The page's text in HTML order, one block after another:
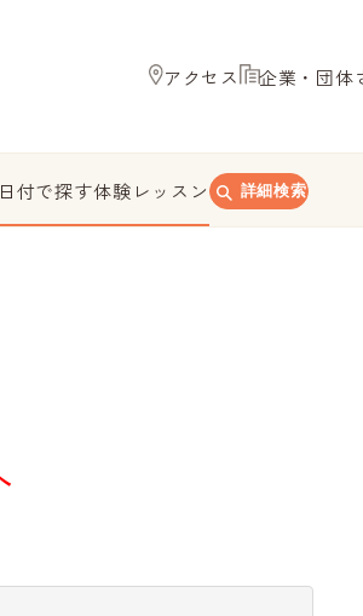
アクセス 企業・団体
日付で探す体験レッスン 詳細検索